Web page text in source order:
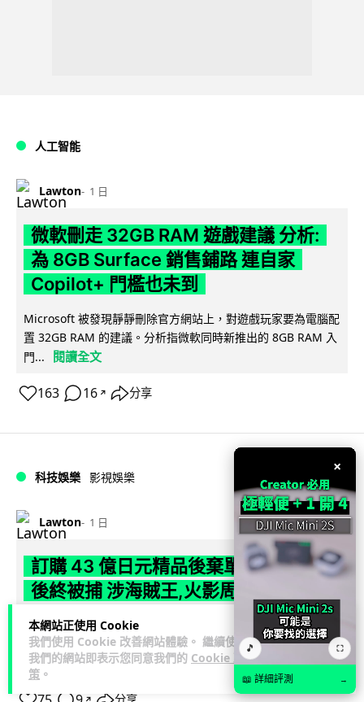
本網站正使用 Cookie
我們使用 Cookie 改善網站體驗。 繼續使用
我們的網站即表示您同意我們的 Cookie 政
策 。
人工智能
Lawton 1 日
微軟刪走 32GB RAM 遊戲建議 分析:
為 8GB Surface 銷售鋪路 連自家
Copilot+ 門檻也未到
Microsoft 被發現靜靜刪除官方網站上，對遊戲玩家要為電腦配
置 32GB RAM 的建議。分析指微軟同時新推出的 8GB RAM 入
門...
閱讀全文
163 16 ↗ 分享
科技娛樂 影視娛樂
Lawton 1 日
訂購 43 億日元精品後棄單 大阪女 2 年
後終被捕 涉海賊王,火影周邊產品
日本警視廳神田署 8 月 6 日公布，拘捕一名 32 歲大阪女子，
指她涉嫌在出版巨頭集英社旗下官方網店「JUMP
CHARACTERS ST... 閱讀全文
↗
×
🎵 ⛶
📖 詳細評測 →